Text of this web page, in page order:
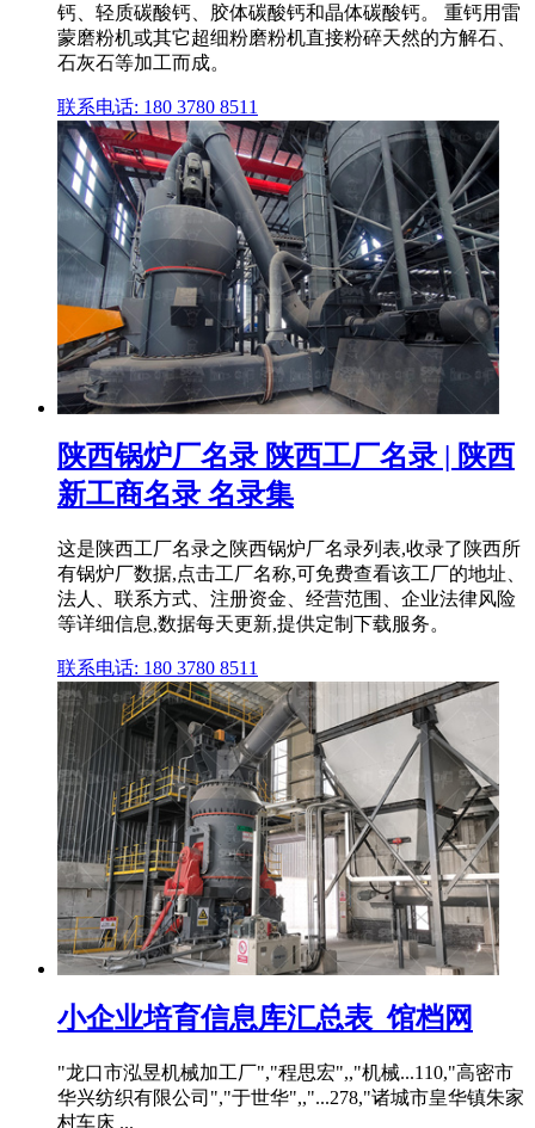
钙、轻质碳酸钙、胶体碳酸钙和晶体碳酸钙。 重钙用雷
蒙磨粉机或其它超细粉磨粉机直接粉碎天然的方解石、
石灰石等加工而成。
联系电话: 180 3780 8511
陕西锅炉厂名录 陕西工厂名录 | 陕西
新工商名录 名录集
这是陕西工厂名录之陕西锅炉厂名录列表,收录了陕西所
有锅炉厂数据,点击工厂名称,可免费查看该工厂的地址、
法人、联系方式、注册资金、经营范围、企业法律风险
等详细信息,数据每天更新,提供定制下载服务。
联系电话: 180 3780 8511
小企业培育信息库汇总表_馆档网
"龙口市泓昱机械加工厂","程思宏",,"机械...110,"高密市
华兴纺织有限公司","于世华",,"...278,"诸城市皇华镇朱家
村车床 ...